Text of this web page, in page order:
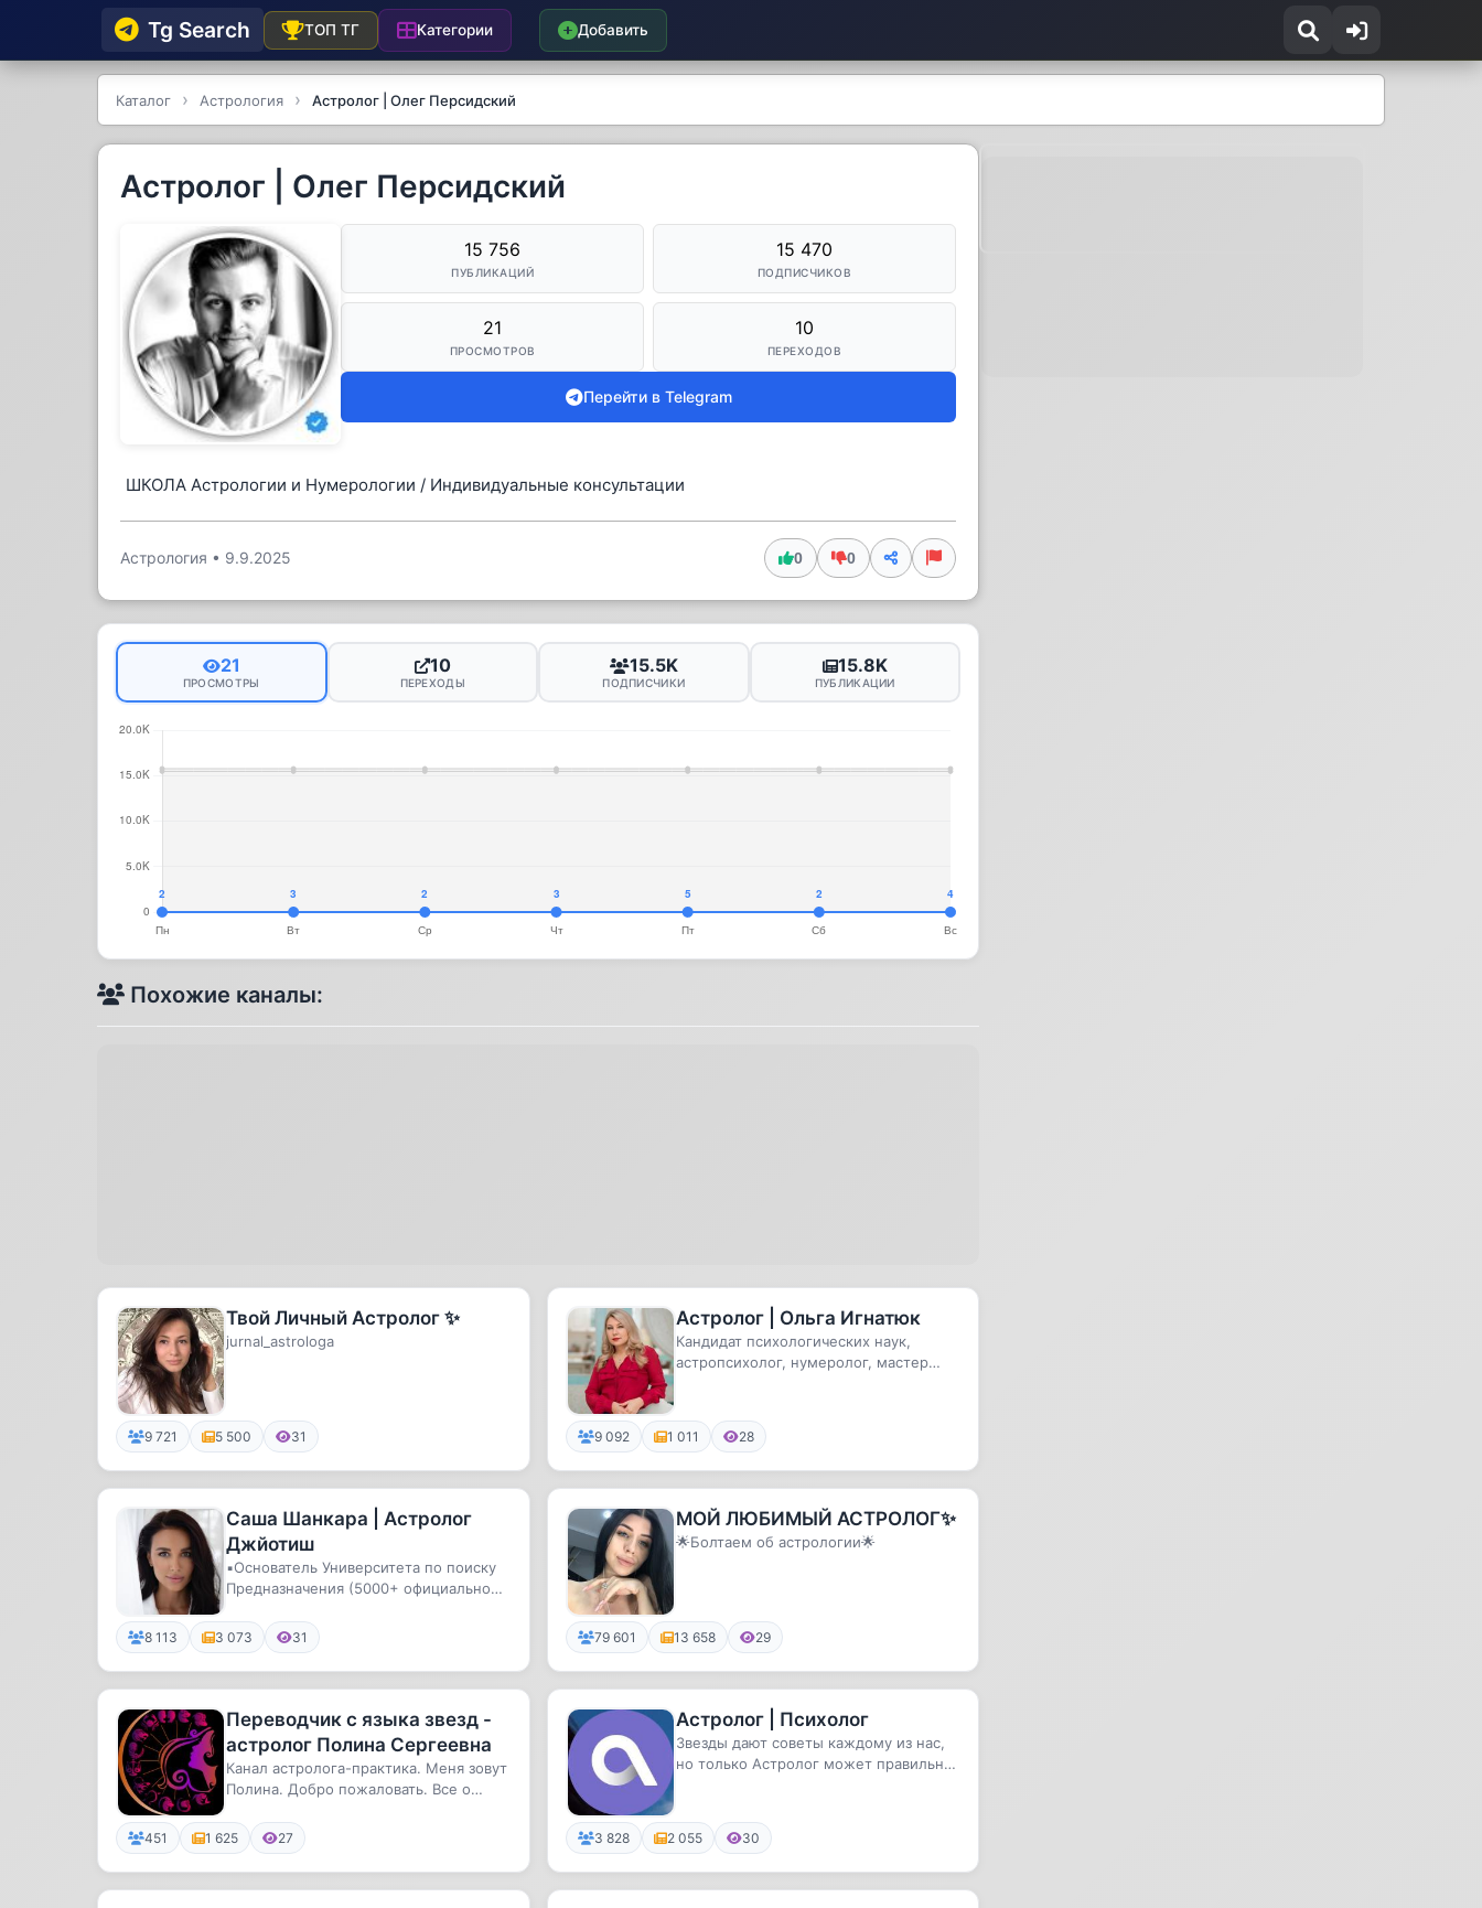
Tg Searсh ТОП ТГ Категории Добавить
Каталог Астрология Астролог | Олег Персидский
Астролог | Олег Персидский
15 756
ПУБЛИКАЦИЙ
15 470
ПОДПИСЧИКОВ
21
ПРОСМОТРОВ
10
ПЕРЕХОДОВ
Перейти в Telegram
ШКОЛА Астрологии и Нумерологии / Индивидуальные консультации
Астрология • 9.9.2025 0 0
21
ПРОСМОТРЫ
10
ПЕРЕХОДЫ
15.5K
ПОДПИСЧИКИ
15.8K
ПУБЛИКАЦИИ
Похожие каналы:
Твой Личный Астролог ✨
jurnal_astrologa
9 721 5 500 31
Астролог | Ольга Игнатюк
Кандидат психологических наук,
астропсихолог, нумеролог, мастер
9 092 1 011 28
Саша Шанкара | Астролог
Джйотиш
▪️Основатель Университета по поиску
Предназначения (5000+ официально
8 113 3 073 31
МОЙ ЛЮБИМЫЙ АСТРОЛОГ✨
🌟Болтаем об астрологии🌟
79 601 13 658 29
Переводчик с языка звезд -
астролог Полина Сергеевна
Канал астролога-практика. Меня зовут
Полина. Добро пожаловать. Все о
451 1 625 27
Астролог | Психолог
Звезды дают советы каждому из нас,
но только Астролог может правильно
3 828 2 055 30